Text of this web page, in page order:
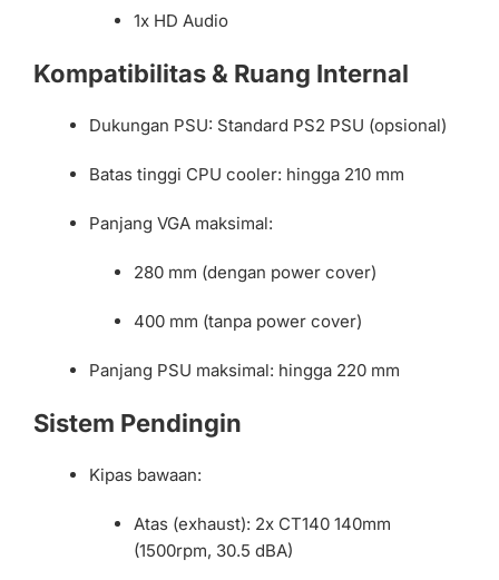
1x HD Audio
Kompatibilitas & Ruang Internal
Dukungan PSU: Standard PS2 PSU (opsional)
Batas tinggi CPU cooler: hingga 210 mm
Panjang VGA maksimal:
280 mm (dengan power cover)
400 mm (tanpa power cover)
Panjang PSU maksimal: hingga 220 mm
Sistem Pendingin
Kipas bawaan:
Atas (exhaust): 2x CT140 140mm
(1500rpm, 30.5 dBA)